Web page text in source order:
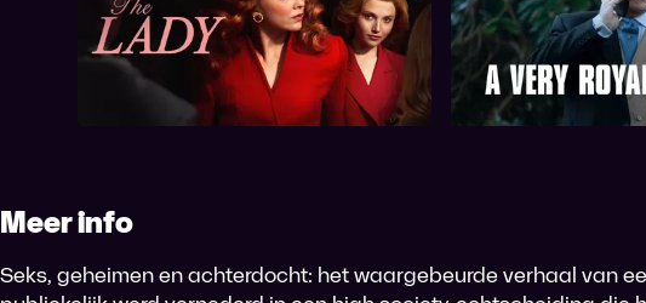
The Lady A Very
Meer info
Seks, geheimen en achterdocht: het waargebeurde verhaal van